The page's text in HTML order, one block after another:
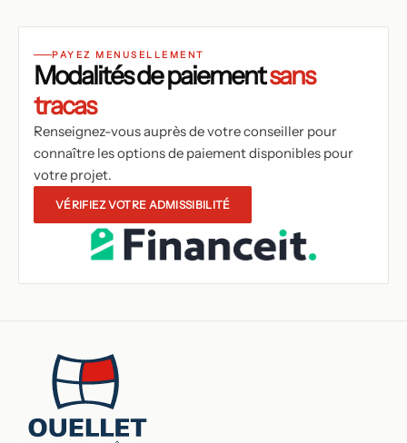
PAYEZ MENUSELLEMENT
Modalités de paiementsans
tracas
Renseignez-vous auprès de votre conseiller pour
connaître les options de paiement disponibles pour
votre projet.
VÉRIFIEZ VOTRE ADMISSIBILITÉ